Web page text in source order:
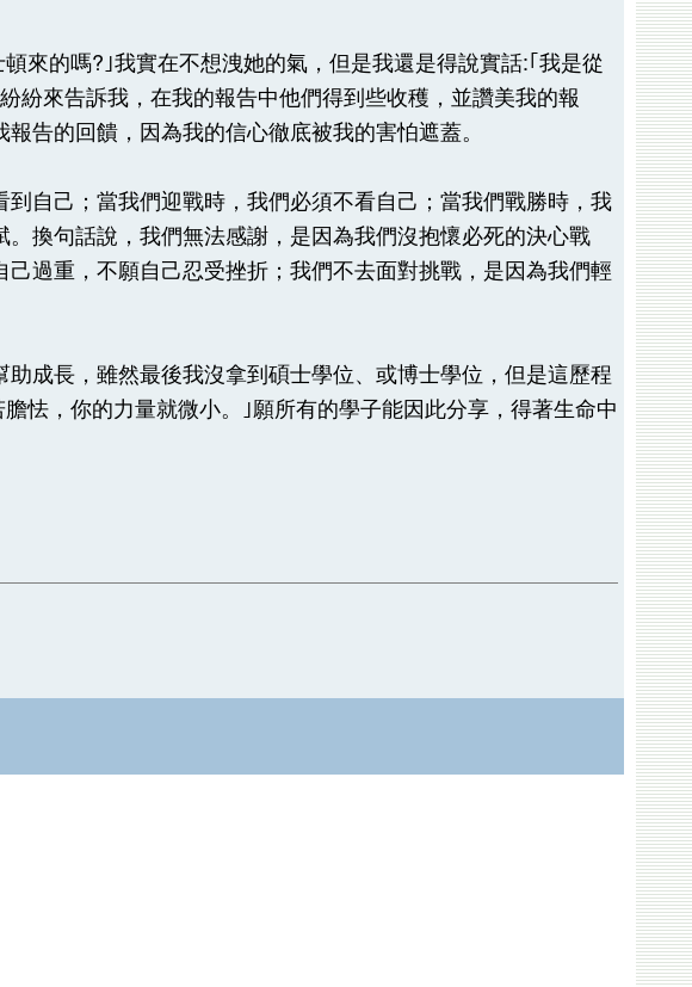
來的嗎?｣我實在不想洩她的氣，但是我還是得說實話:｢我是從
紛來告訴我，在我的報告中他們得到些收穫，並讚美我的報
告的回饋，因為我的信心徹底被我的害怕遮蓋。
自己；當我們迎戰時，我們必須不看自己；當我們戰勝時，我
換句話說，我們無法感謝，是因為我們沒抱懷必死的決心戰
過重，不願自己忍受挫折；我們不去面對挑戰，是因為我們輕
成長，雖然最後我沒拿到碩士學位、或博士學位，但是這歷程
怯，你的力量就微小。｣願所有的學子能因此分享，得著生命中